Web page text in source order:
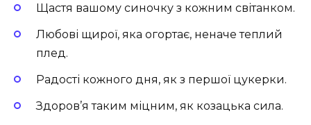
Щастя вашому синочку з кожним світанком.
Любові щирої, яка огортає, неначе теплий
плед.
Радості кожного дня, як з першої цукерки.
Здоров’я таким міцним, як козацька сила.